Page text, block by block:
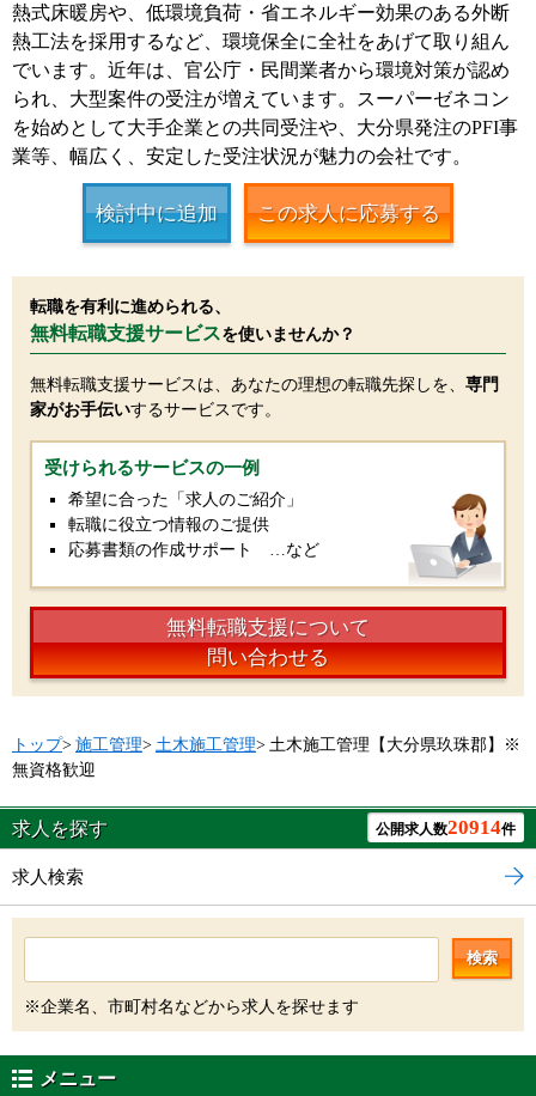
熱式床暖房や、低環境負荷・省エネルギー効果のある外断
熱工法を採用するなど、環境保全に全社をあげて取り組ん
でいます。近年は、官公庁・民間業者から環境対策が認め
られ、大型案件の受注が増えています。スーパーゼネコン
を始めとして大手企業との共同受注や、大分県発注のPFI事
業等、幅広く、安定した受注状況が魅力の会社です。
検討中に追加 この求人に応募する
転職を有利に進められる、
無料転職支援サービスを使いませんか？
無料転職支援サービスは、あなたの理想の転職先探しを、 専門
家がお手伝いするサービスです。
受けられるサービスの一例
希望に合った「求人のご紹介」
転職に役立つ情報のご提供
応募書類の作成サポート …など
無料転職支援について
問い合わせる
トップ> 施工管理> 土木施工管理> 土木施工管理【大分県玖珠郡】※
無資格歓迎
求人を探す 公開求人数20914件
求人検索
検索
※企業名、市町村名などから求人を探せます
メニュー